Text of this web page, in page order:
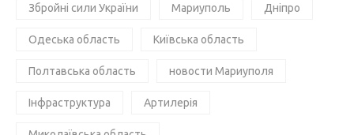
Збройні сили України Мариуполь Дніпро
Одеська область Київська область
Полтавська область новости Мариуполя
Інфраструктура Артилерія